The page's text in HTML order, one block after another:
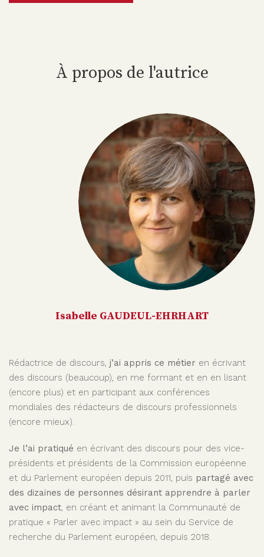
À propos de l'autrice
Isabelle GAUDEUL-EHRHART
Rédactrice de discours, j’ai appris ce métier en écrivant
des discours (beaucoup), en me formant et en en lisant
(encore plus) et en participant aux conférences
mondiales des rédacteurs de discours professionnels
(encore mieux).
Je l’ai pratiqué en écrivant des discours pour des vice-
présidents et présidents de la Commission européenne
et du Parlement européen depuis 2011, puis partagé avec
des dizaines de personnes désirant apprendre à parler
avec impact, en créant et animant la Communauté de
pratique « Parler avec impact » au sein du Service de
recherche du Parlement européen, depuis 2018.